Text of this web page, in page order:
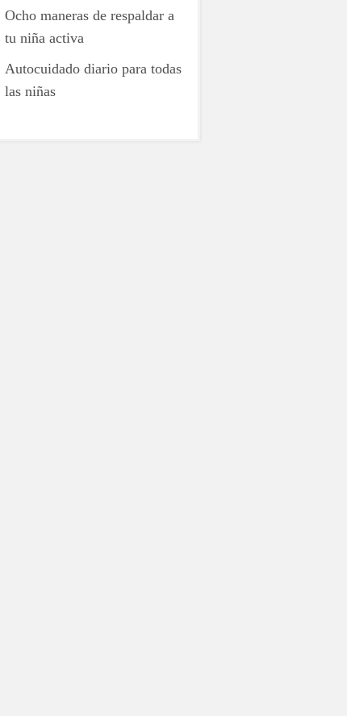
Ocho maneras de respaldar a
tu niña activa
Autocuidado diario para todas
las niñas